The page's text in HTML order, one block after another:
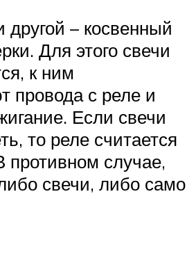
другой – косвенный
Для этого свечи
к ним
провода с реле и
Если свечи
то реле считается
случае,
свечи, либо само